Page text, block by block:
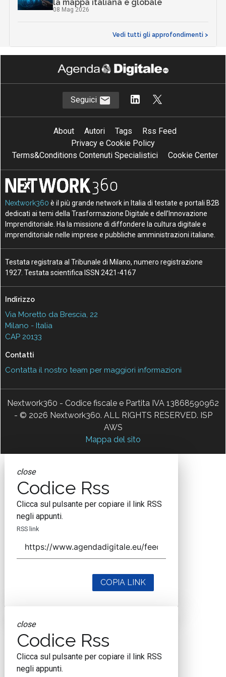
la mappa italiana e globale
08 Mag 2026
Vedi tutti gli approfondimenti >
Seguici
About Autori Tags
Rss Feed
Privacy e Cookie Policy
Terms&Conditions Contenuti Specialistici
Cookie Center
Nextwork360 è il più grande network in Italia di testate e portali B2B
dedicati ai temi della Trasformazione Digitale e dell’Innovazione
Imprenditoriale. Ha la missione di diffondere la cultura digitale e
imprenditoriale nelle imprese e pubbliche amministrazioni italiane.
Testata registrata al Tribunale di Milano, numero registrazione
1927. Testata scientifica ISSN 2421-4167
Indirizzo
Via Moretto da Brescia, 22
Milano - Italia
CAP 20133
Contatti
Contatta il nostro team per maggiori informazioni
Nextwork360 - Codice fiscale e Partita IVA 13868590962
- © 2026 Nextwork360. ALL RIGHTS RESERVED. ISP
AWS
Mappa del sito
close
Codice Rss
Clicca sul pulsante per copiare il link RSS
negli appunti.
RSS link
COPIA LINK
close
Codice Rss
Clicca sul pulsante per copiare il link RSS
negli appunti.